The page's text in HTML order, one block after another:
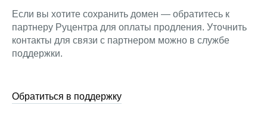
Если вы хотите сохранить домен — обратитесь к
партнеру Руцентра для оплаты продления. Уточнить
контакты для связи с партнером можно в службе
поддержки.
Обратиться в поддержку